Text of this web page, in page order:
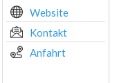
Website
Kontakt
Anfahrt